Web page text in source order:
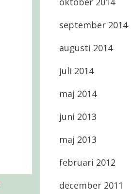
september 2014
augusti 2014
juli 2014
maj 2014
juni 2013
maj 2013
februari 2012
december 2011